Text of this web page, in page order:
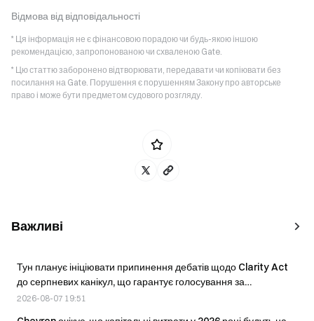
Відмова від відповідальності
* Ця інформація не є фінансовою порадою чи будь-якою іншою
рекомендацією, запропонованою чи схваленою Gate.
* Цю статтю заборонено відтворювати, передавати чи копіювати без
посилання на Gate. Порушення є порушенням Закону про авторське
право і може бути предметом судового розгляду.
Важливі
Тун планує ініціювати припинення дебатів щодо Clarity Act
до серпневих канікул, що гарантує голосування за
криптовалютний законопроєкт у вересні.
2026-08-07 19:51